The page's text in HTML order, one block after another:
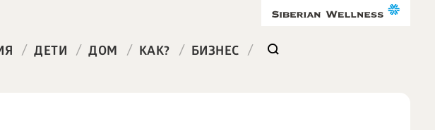
/ ДЕТИ / ДОМ / КАК? / БИЗНЕС /